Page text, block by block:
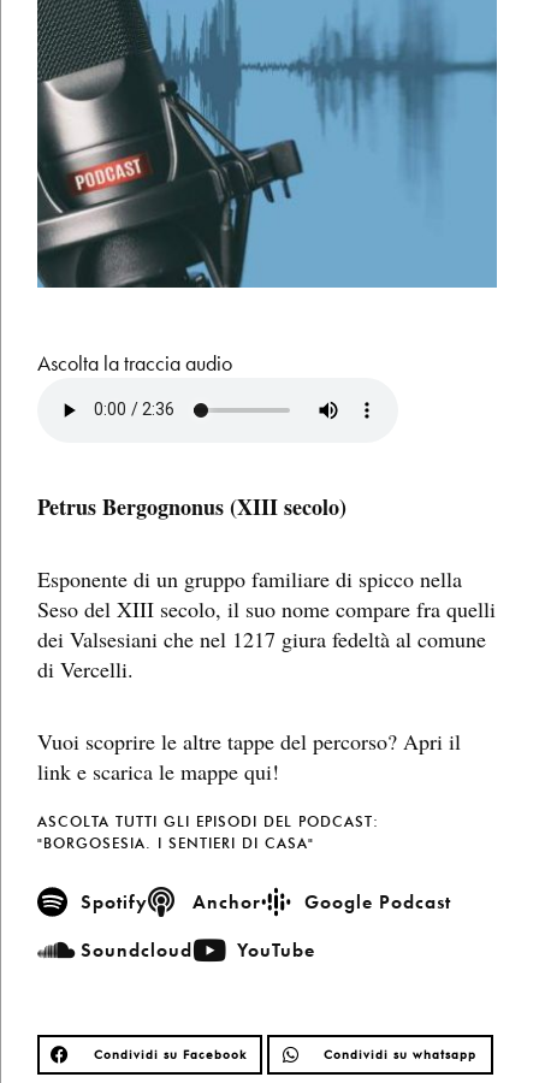
Ascolta la traccia audio
Petrus Bergognonus (XIII secolo)
Esponente di un gruppo familiare di spicco nella
Seso del XIII secolo, il suo nome compare fra quelli
dei Valsesiani che nel 1217 giura fedeltà al comune
di Vercelli.
Vuoi scoprire le altre tappe del percorso? Apri il
link e scarica le mappe qui!
ASCOLTA TUTTI GLI EPISODI DEL PODCAST:
"BORGOSESIA. I SENTIERI DI CASA"
Spotify Anchor
Google Podcast
Soundcloud
YouTube
Condividi su Facebook Condividi su whatsapp